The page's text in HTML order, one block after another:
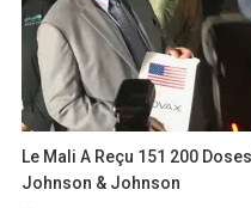
Le Mali A Reçu 151 200
Johnson & Johnson